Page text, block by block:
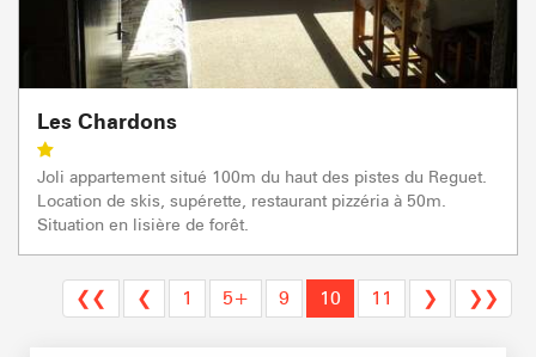
Les Chardons
Joli appartement situé 100m du haut des pistes du Reguet.
Location de skis, supérette, restaurant pizzéria à 50m.
Situation en lisière de forêt.
❮❮ ❮ 1 5+ 9 10 11 ❯ ❯❯